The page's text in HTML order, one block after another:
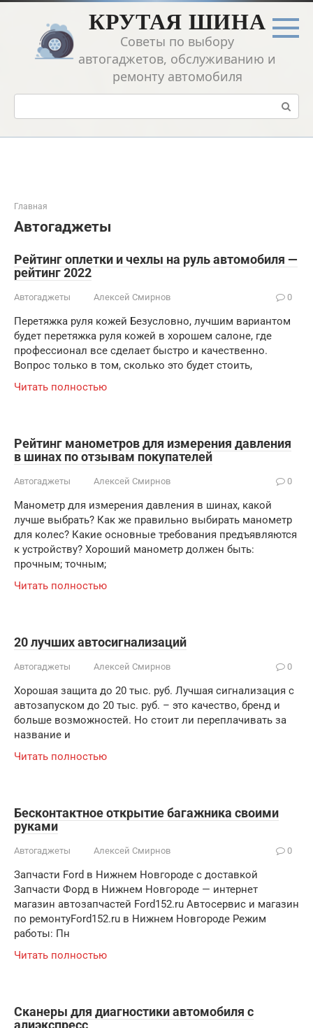
Перейти
контенту
КРУТАЯ ШИНА
Советы по выбору
автогаджетов, обслуживанию и
ремонту автомобиля
Поиск:
Главная
Автогаджеты
Рейтинг оплетки и чехлы на руль автомобиля —
рейтинг 2022
Автогаджеты Алексей Смирнов 0
Перетяжка руля кожей Безусловно, лучшим вариантом
будет перетяжка руля кожей в хорошем салоне, где
профессионал все сделает быстро и качественно.
Вопрос только в том, сколько это будет стоить,
Читать полностью
Рейтинг манометров для измерения давления
в шинах по отзывам покупателей
Автогаджеты Алексей Смирнов 0
Манометр для измерения давления в шинах, какой
лучше выбрать? Как же правильно выбирать манометр
для колес? Какие основные требования предъявляются
к устройству? Хороший манометр должен быть:
прочным; точным;
Читать полностью
20 лучших автосигнализаций
Автогаджеты Алексей Смирнов 0
Хорошая защита до 20 тыс. руб. Лучшая сигнализация с
автозапуском до 20 тыс. руб. – это качество, бренд и
больше возможностей. Но стоит ли переплачивать за
название и
Читать полностью
Бесконтактное открытие багажника своими
руками
Автогаджеты Алексей Смирнов 0
Запчасти Ford в Нижнем Новгороде с доставкой
Запчасти Форд в Нижнем Новгороде — интернет
магазин автозапчастей Ford152.ru Автосервис и магазин
по ремонтуFord152.ru в Нижнем Новгороде Режим
работы: Пн
Читать полностью
Сканеры для диагностики автомобиля с
алиэкспресс